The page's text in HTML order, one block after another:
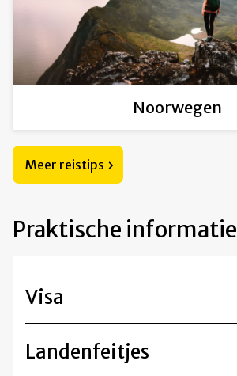
Noorwegen
Meer reistips
Praktische informatie
Visa
Landenfeitjes